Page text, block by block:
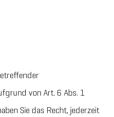
von Art. 6 Abs. 1
Sie das Recht, jederzeit